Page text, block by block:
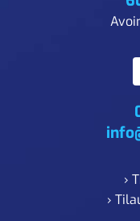
›
›